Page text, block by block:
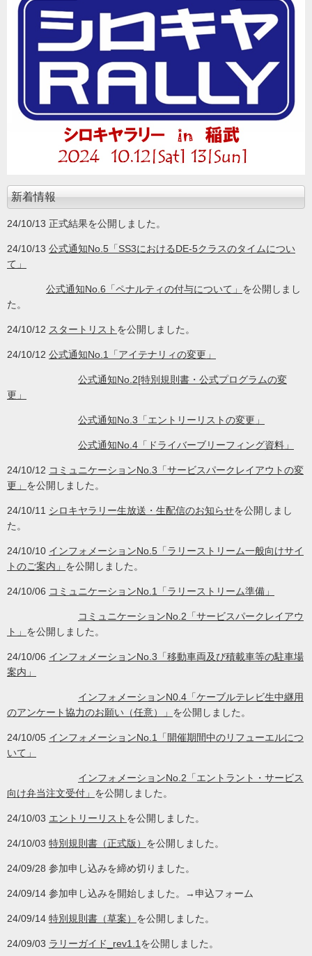
新着情報
24/10/13 正式結果を公開しました。
24/10/13 公式通知No.5「SS3におけるDE-5クラスのタイムについ
て」
公式通知No.6「ペナルティの付与について」 を公開しまし
た。
24/10/12 スタートリスト を公開しました。
24/10/12 公式通知No.1「アイテナリィの変更」
公式通知No.2[特別規則書・公式プログラムの変
更」
公式通知No.3「エントリーリストの変更」
公式通知No.4「ドライバーブリーフィング資料」
24/10/12 コミュニケーションNo.3「サービスパークレイアウトの変
更」 を公開しました。
24/10/11 シロキヤラリー生放送・生配信のお知らせを公開しまし
た。
24/10/10 インフォメーションNo.5「ラリーストリーム一般向けサイ
トのご案内」 を公開しました。
24/10/06 コミュニケーションNo.1「ラリーストリーム準備」
コミュニケーションNo.2「サービスパークレイアウ
ト」 を公開しました。
24/10/06 インフォメーションNo.3「移動車両及び積載車等の駐車場
案内」
インフォメーションN0.4「ケーブルテレビ生中継用
のアンケート協力のお願い（任意）」 を公開しました。
24/10/05 インフォメーションNo.1「開催期間中のリフューエルにつ
いて」
インフォメーションNo.2「エントラント・サービス
向け弁当注文受付」 を公開しました。
24/10/03 エントリーリスト を公開しました。
24/10/03 特別規則書（正式版） を公開しました。
24/09/28 参加申し込みを締め切りました。
24/09/14 参加申し込みを開始しました。→申込フォーム
24/09/14 特別規則書（草案） を公開しました。
24/09/03 ラリーガイド_rev1.1 を公開しました。